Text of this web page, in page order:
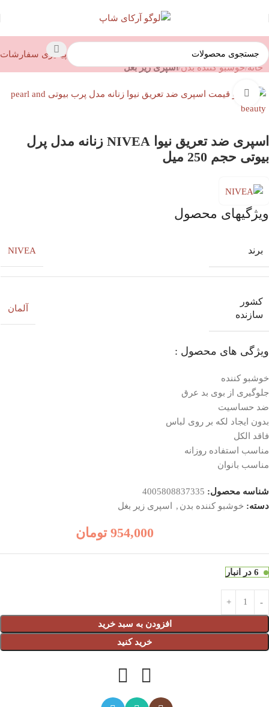
پیگیری سفارشات
خانه خوشبو کننده بدن اسپری زیر بغل
بزرگنمایی تصویر
اسپری ضد تعریق نیوا NIVEA زنانه مدل پرل
بیوتی حجم 250 میل
ویژگیهای محصول
برند NIVEA
کشور
سازنده
آلمان
ویژگی های محصول :
خوشبو کننده
جلوگیری از بوی بد عرق
ضد حساسیت
بدون ایجاد لکه بر روی لباس
فاقد الکل
مناسب استفاده روزانه
مناسب بانوان
شناسه محصول: 4005808837335
دسته: خوشبو کننده بدن , اسپری زیر بغل
954,000 تومان
6 در انبار
افزودن به سبد خرید
خرید کنید